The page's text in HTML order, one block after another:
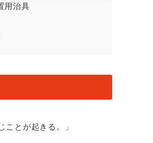
用治具
ことが起きる。」